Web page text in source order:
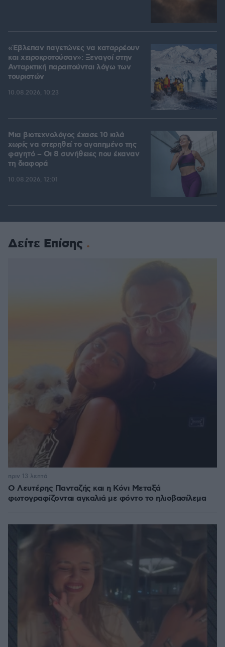
«Έβλεπαν παγετώνες να καταρρέουν
και χειροκροτούσαν»: Ξεναγοί στην
Ανταρκτική παραιτούνται λόγω των
τουριστών
10.08.2026, 10:23
Μια βιοτεχνολόγος έχασε 10 κιλά
χωρίς να στερηθεί το αγαπημένο της
φαγητό – Οι 8 συνήθειες που έκαναν
τη διαφορά
10.08.2026, 12:01
Δείτε Επίσης
Ο Λευτέρης Πανταζής και η Κόνι Μεταξά
φωτογραφίζονται αγκαλιά με φόντο το ηλιοβασίλεμα
πριν 13 λεπτά